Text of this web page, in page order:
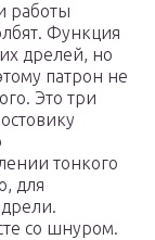
работы
Функция
дрелей, но
патрон не
Это три
тонкого
для
со шнуром.